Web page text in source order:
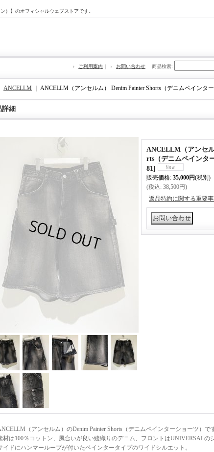
）】のオフィシャルウェブストアです。
ご利用案内 ｜ お問い合わせ 商品検索:
ANCELLM ANCELLM（アンセルム） Denim Painter Shorts（デニムペインタ
詳細
ANCELLM（アンセ
rts（デニムペインタ
81]
販売価格: 35,000円(税別)
(税込: 38,500円)
返品特約に関する重要
（アンセルム）のDenim Painter Shorts（デニムペインターショーツ）で
材は100％コットン、風合いが良い綾織りのデニム、フロントはUNIVERSALの
イドにハンマーループが付いたペインタータイプのワイドシルエット。